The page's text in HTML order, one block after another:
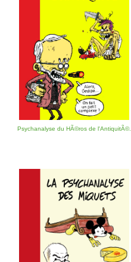
Psychanalyse du HÃ©ros de l'AntiquitÃ©.